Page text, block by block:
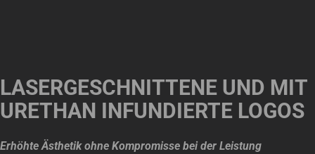
LASERGESCHNITTENE UND MIT
URETHAN INFUNDIERTE LOGOS
Erhöhte Ästhetik ohne Kompromisse bei der Leistung